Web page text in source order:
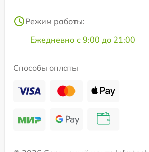
Режим работы:
Ежедневно с 9:00 до 21:00
Способы оплаты